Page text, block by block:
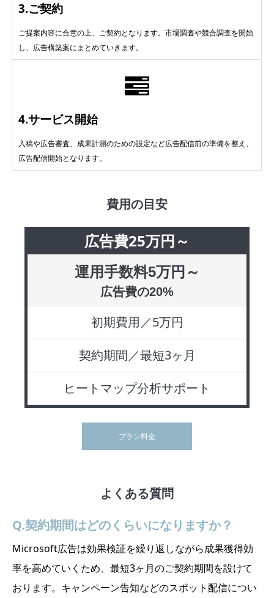
3.ご契約
ご提案内容に合意の上、ご契約となります。市場調査や競合調査を開始
し、広告構築案にまとめていきます。
4.サービス開始
入稿や広告審査、成果計測のための設定など広告配信前の準備を整え、
広告配信開始となります。
費用の目安
広告費25万円～
運用手数料5万円～
広告費の20%
初期費用／5万円
契約期間／最短3ヶ月
ヒートマップ分析サポート
プラン料金
よくある質問
Q.契約期間はどのくらいになりますか？
Microsoft広告は効果検証を繰り返しながら成果獲得効
率を高めていくため、最短3ヶ月のご契約期間を設けて
おります。キャンペーン告知などのスポット配信につい